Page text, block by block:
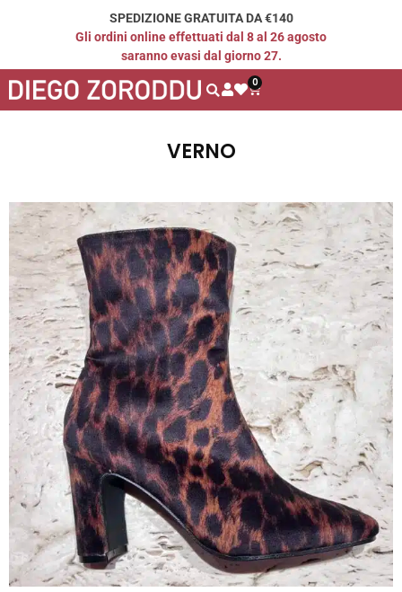
SPEDIZIONE GRATUITA DA €140
Gli ordini online effettuati dal 8 al 26 agosto
saranno evasi dal giorno 27.
0
VERNO